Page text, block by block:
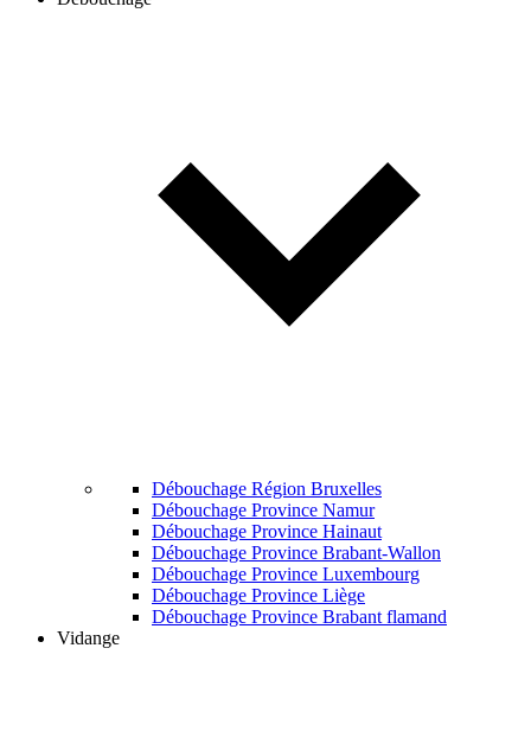
Débouchage Région Bruxelles
Débouchage Province Namur
Débouchage Province Hainaut
Débouchage Province Brabant-Wallon
Débouchage Province Luxembourg
Débouchage Province Liège
Débouchage Province Brabant flamand
Vidange